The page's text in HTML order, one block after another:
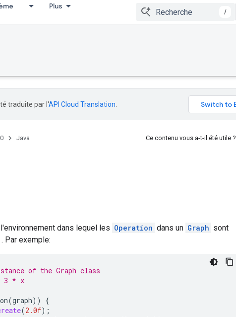
Plus
/
traduite par l'API Cloud Translation
Java Ce contenu vous a-t-il été utile ?
dans lequel les Operation dans un Graph sont
. Par exemple:
of the Graph class
3 * x
(graph))
{
(2.0f);